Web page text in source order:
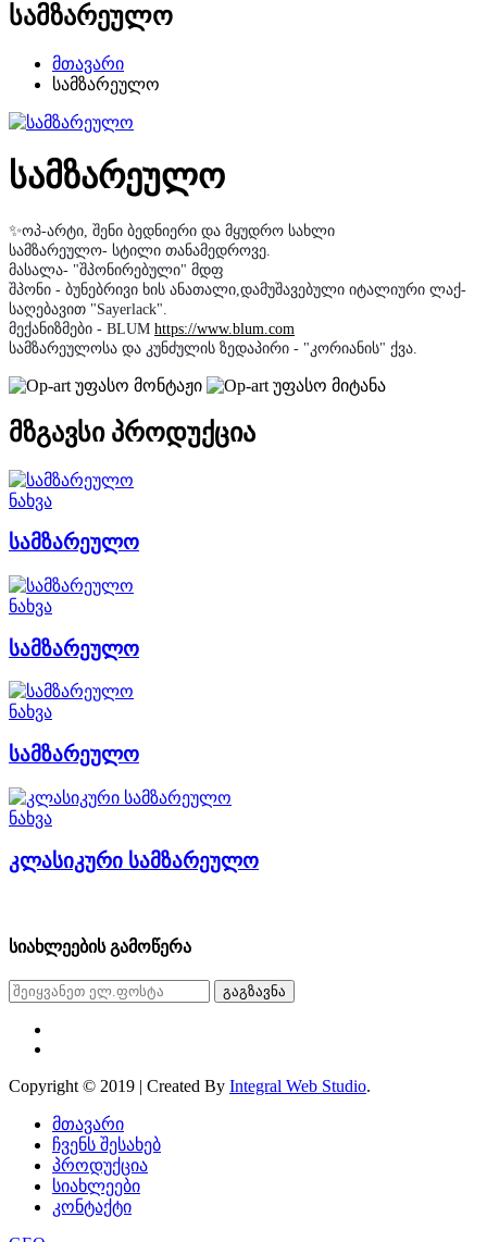
სამზარეულო
მთავარი
სამზარეულო
სამზარეულო
✨ოპ-არტი შენი ბედნიერი და მყუდრო სახლი
სამზარეულო- სტილი თანამედროვე
მასალა- "შპონირებული" მდფ
შპონი - ბუნებრივი ხის ანათალი დამუშავებული იტალიური ლაქ-
საღებავით "Sayerlack"
მექანიზმები - BLUM https://www.blum.com
სამზარეულოსა და კუნძულის ზედაპირი - "კორიანის" ქვა.
უფასო მონტაჟი უფასო მიტანა
მზგავსი პროდუქცია
ნახვა
სამზარეულო
ნახვა
სამზარეულო
ნახვა
სამზარეულო
ნახვა
კლასიკური სამზარეულო
სიახლეების გამოწერა
გაგზავნა
Copyright © 2019 | Created By Integral Web Studio.
მთავარი
ჩვენს შესახებ
პროდუქცია
სიახლეები
კონტაქტი